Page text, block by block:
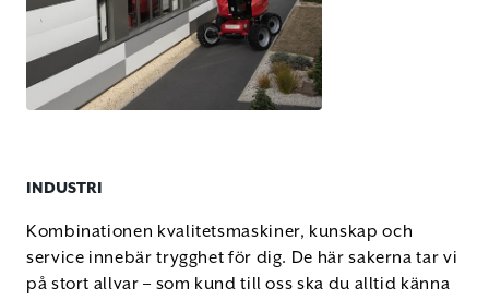
INDUSTRI
Kombinationen kvalitetsmaskiner, kunskap och
service innebär trygghet för dig. De här sakerna tar vi
på stort allvar – som kund till oss ska du alltid känna